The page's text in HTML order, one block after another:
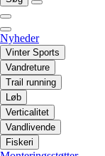
Nyheder
Vinter Sports
Vandreture
Trail running
Løb
Verticalitet
Vandlivende
Fiskeri